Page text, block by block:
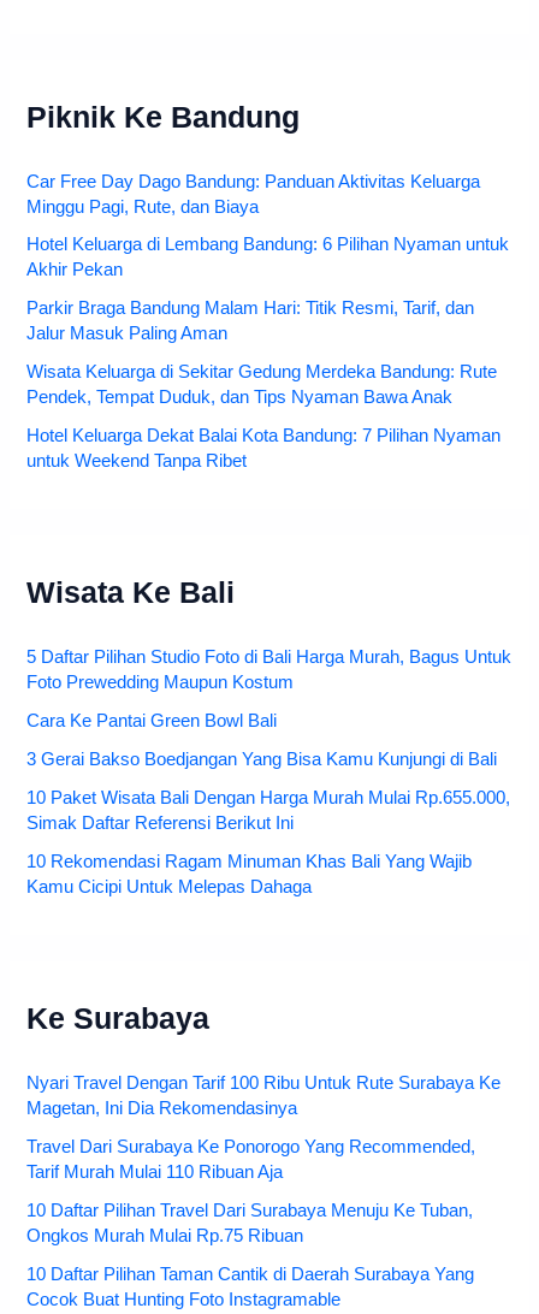
Piknik Ke Bandung
Car Free Day Dago Bandung: Panduan Aktivitas Keluarga
Minggu Pagi, Rute, dan Biaya
Hotel Keluarga di Lembang Bandung: 6 Pilihan Nyaman untuk
Akhir Pekan
Parkir Braga Bandung Malam Hari: Titik Resmi, Tarif, dan
Jalur Masuk Paling Aman
Wisata Keluarga di Sekitar Gedung Merdeka Bandung: Rute
Pendek, Tempat Duduk, dan Tips Nyaman Bawa Anak
Hotel Keluarga Dekat Balai Kota Bandung: 7 Pilihan Nyaman
untuk Weekend Tanpa Ribet
Wisata Ke Bali
5 Daftar Pilihan Studio Foto di Bali Harga Murah, Bagus Untuk
Foto Prewedding Maupun Kostum
Cara Ke Pantai Green Bowl Bali
3 Gerai Bakso Boedjangan Yang Bisa Kamu Kunjungi di Bali
10 Paket Wisata Bali Dengan Harga Murah Mulai Rp.655.000,
Simak Daftar Referensi Berikut Ini
10 Rekomendasi Ragam Minuman Khas Bali Yang Wajib
Kamu Cicipi Untuk Melepas Dahaga
Ke Surabaya
Nyari Travel Dengan Tarif 100 Ribu Untuk Rute Surabaya Ke
Magetan, Ini Dia Rekomendasinya
Travel Dari Surabaya Ke Ponorogo Yang Recommended,
Tarif Murah Mulai 110 Ribuan Aja
10 Daftar Pilihan Travel Dari Surabaya Menuju Ke Tuban,
Ongkos Murah Mulai Rp.75 Ribuan
10 Daftar Pilihan Taman Cantik di Daerah Surabaya Yang
Cocok Buat Hunting Foto Instagramable